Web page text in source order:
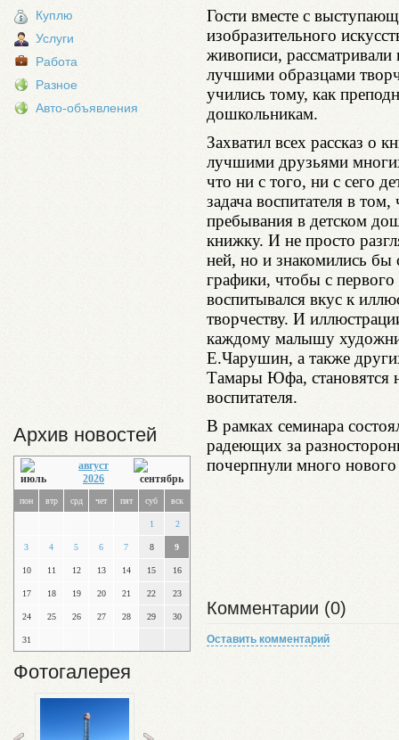
Куплю
Услуги
Работа
Разное
Авто-объявления
Архив новостей
август
2026
пон втр срд чет пят суб вск
1 2
3 4 5 6 7 8 9
10 11 12 13 14 15 16
17 18 19 20 21 22 23
24 25 26 27 28 29 30
31
Фотогалерея
Гости вместе с
изобразительного
живописи,
лучшими образцами
учились тому, как
дошкольникам.
Захватил всех рассказ о
лучшими друзьями
что ни с того, ни с сего
задача воспитателя в
пребывания в детском
книжку. И не просто
ней, но и знакомились
графики, чтобы с первого
воспитывался вкус к
творчеству. И
каждому малышу
Е.Чарушин, а также
Тамары Юфа, становятся
воспитателя.
В рамках семинара
радеющих за
почерпнули много
Комментарии (0)
Оставить комментарий